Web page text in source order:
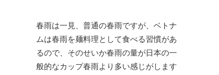
春雨は一見、普通の春雨ですが、ベトナ
ムは春雨を麺料理として食べる習慣があ
るので、そのせいか春雨の量が日本の一
般的なカップ春雨より多い感じがします